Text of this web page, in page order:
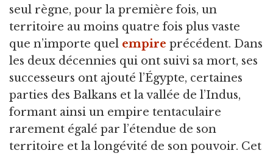
seul règne, pour la première fois, un
territoire au moins quatre fois plus vaste
que n’importe quel empire précédent. Dans
les deux décennies qui ont suivi sa mort, ses
successeurs ont ajouté l’Égypte, certaines
parties des Balkans et la vallée de l’Indus,
formant ainsi un empire tentaculaire
rarement égalé par l’étendue de son
territoire et la longévité de son pouvoir. Cet